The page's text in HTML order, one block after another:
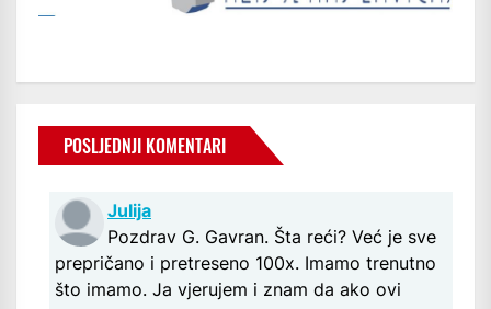
POSLJEDNJI KOMENTARI
Julija
Pozdrav G. Gavran. Šta reći? Već je sve
prepričano i pretreseno 100x. Imamo trenutno
što imamo. Ja vjerujem i znam da ako ovi